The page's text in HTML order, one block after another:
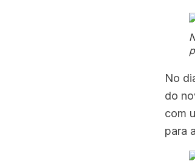
No
do
com
para